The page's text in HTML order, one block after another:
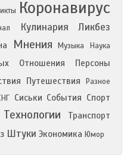
Коронавирус
Кулинария Ликбез
Мнения Музыка Наука
Отношения Персоны
Путешествия
Разное
Сиськи События Спорт
Технологии Транспорт
Штуки Экономика Юмор